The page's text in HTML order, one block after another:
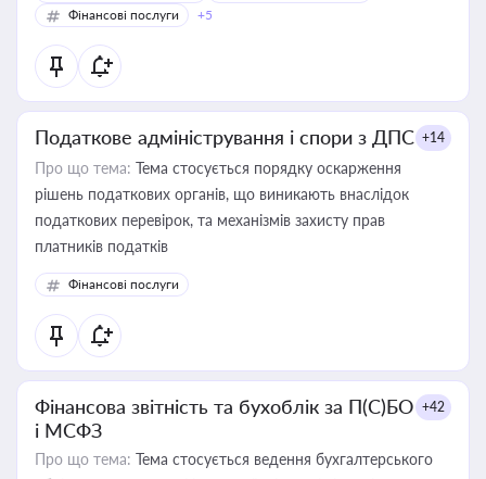
Фінансові послуги
+5
Податкове адміністрування і спори з ДПС +14
Про що тема: Тема стосується порядку оскарження
рішень податкових органів, що виникають внаслідок
податкових перевірок, та механізмів захисту прав
платників податків
Фінансові послуги
Фінансова звітність та бухоблік за П(С)БО
і МСФЗ
+42
Про що тема: Тема стосується ведення бухгалтерського